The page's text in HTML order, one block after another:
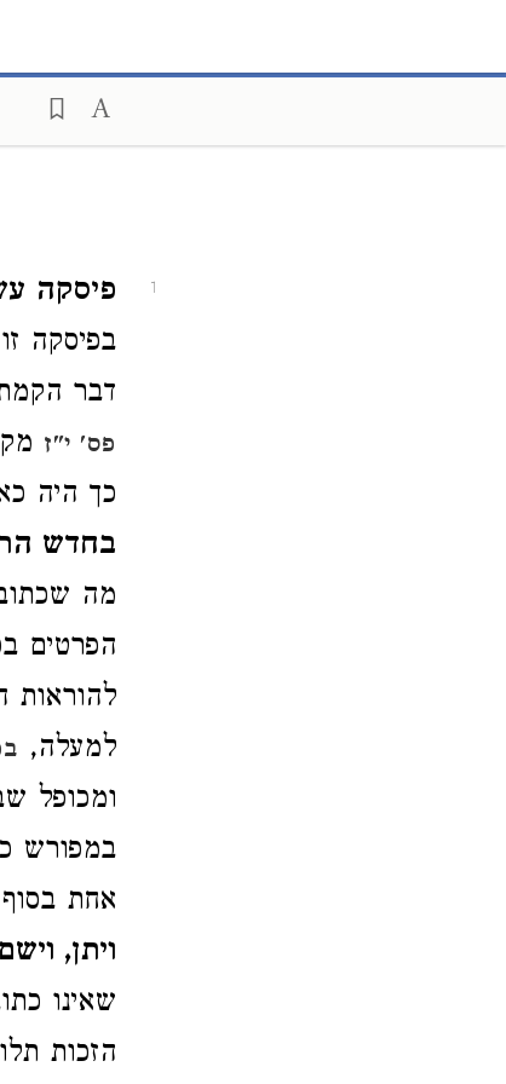
1 פיסקה
בפיסקה
דבר
פס' י"ז
כך היה
בחדש
מה
הפרטים
להוראות
למעלה,
ומכופל
במפורש
אחת
ויתן,
שאינו
הזכות